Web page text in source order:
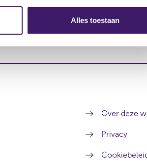
Alles toestaan
Over deze
Privacy